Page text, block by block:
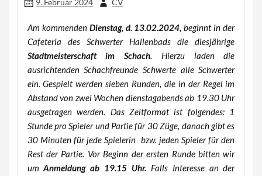
9. Februar 2024 CV
Am kommenden Dienstag, d. 13.02.2024, beginnt in der
Cafeteria des Schwerter Hallenbads die diesjährige
Stadtmeisterschaft im Schach. Hierzu laden die
ausrichtenden Schachfreunde Schwerte alle Schwerter
ein. Gespielt werden sieben Runden, die in der Regel im
Abstand von zwei Wochen dienstagabends ab 19.30 Uhr
ausgetragen werden. Das Zeitformat ist folgendes: 1
Stunde pro Spieler und Partie für 30 Züge, danach gibtes
30 Minuten für jede Spielerin bzw. jeden Spieler für den
Rest der Partie. Vor Beginn der ersten Runde bitten wir
umAnmeldung ab 19.15 Uhr. Falls Interesse an der